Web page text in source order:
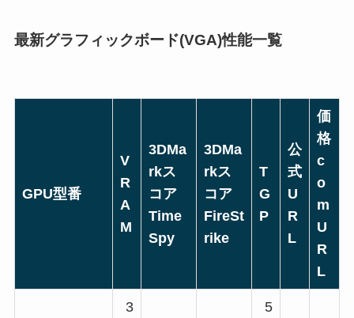
最新グラフィックボード(VGA)性能一覧
GPU型番
V
R
A
M
3DMa
rkス
コア
Time
Spy
3DMa
rkス
コア
FireSt
rike
T
G
P
公
式
U
R
L
価
格
c
o
m
U
R
L
3
5